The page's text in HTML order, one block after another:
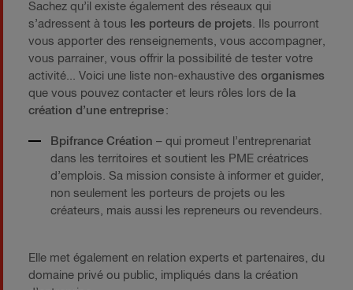
Sachez qu’il existe également des réseaux qui
s’adressent à tous les porteurs de projets. Ils pourront
vous apporter des renseignements, vous accompagner,
vous parrainer, vous offrir la possibilité de tester votre
activité... Voici une liste non-exhaustive des organismes
que vous pouvez contacter et leurs rôles lors de la
création d’une entreprise :
Bpifrance Création – qui promeut l’entreprenariat
dans les territoires et soutient les PME créatrices
d’emplois. Sa mission consiste à informer et guider,
non seulement les porteurs de projets ou les
créateurs, mais aussi les repreneurs ou revendeurs.
Elle met également en relation experts et partenaires, du
domaine privé ou public, impliqués dans la création